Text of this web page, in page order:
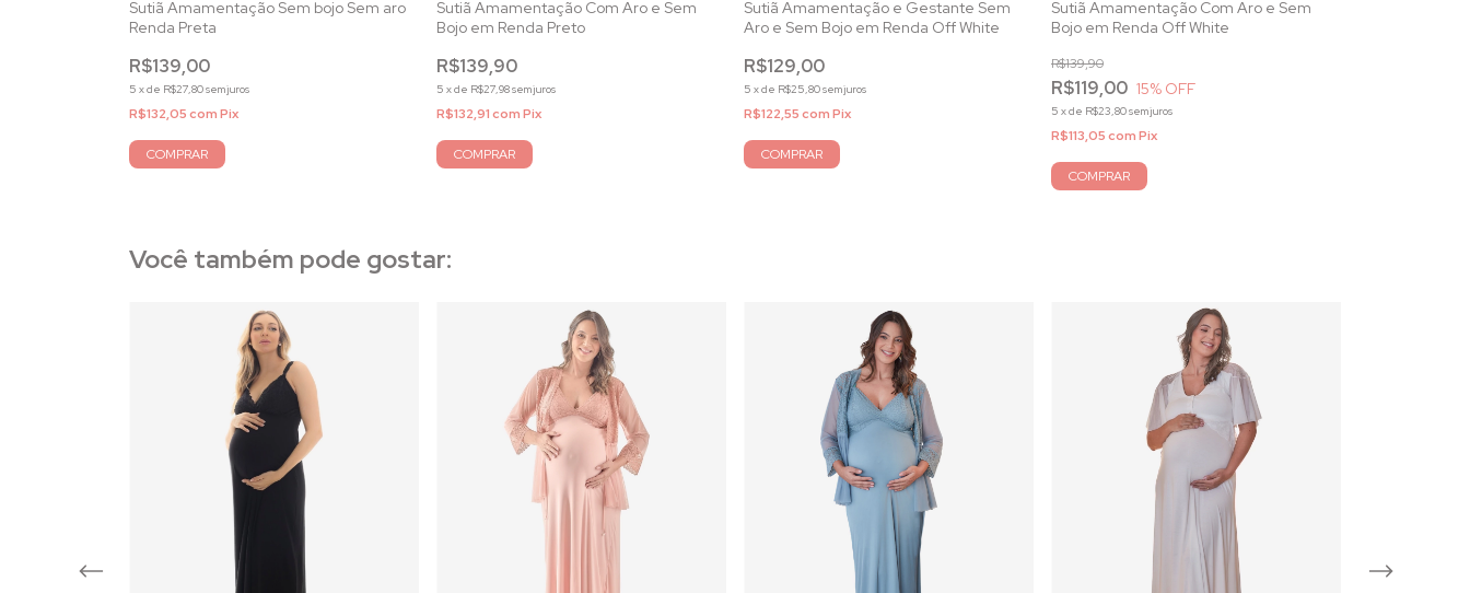
Sutiã Amamentação Sem bojo Sem aro
Renda Preta
R$139,00
5 xde R$27,80sem juros
R$132,05comPix
COMPRAR
Sutiã Amamentação Com Aro e Sem
Bojo em Renda Preto
R$139,90
5 xde R$27,98sem juros
R$132,91comPix
COMPRAR
Sutiã Amamentação e Gestante Sem
Aro e Sem Bojo em Renda Off White
R$129,00
5 xde R$25,80sem juros
R$122,55comPix
COMPRAR
Sutiã Amamentação Com Aro e Sem
Bojo em Renda Off White
R$119,00
R$139,90
15% OFF
5 xde R$23,80sem juros
R$113,05comPix
COMPRAR
Você também pode gostar: